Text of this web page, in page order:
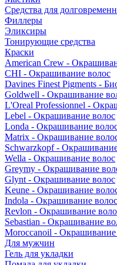
Средства для
Филлеры
Эликсиры
Тонирующие средства
Краски
American Crew -
CHI - Окрашивание волос
Davines Finest Pigments -
Goldwell - Окрашивание
L'Oreal Professionnel -
Lebel - Окрашивание волос
Londa - Окрашивание
Matrix - Окрашивание
Schwarzkopf -
Wella - Окрашивание волос
Greymy - Окрашивание
Glynt - Окрашивание волос
Keune - Окрашивание
Indola - Окрашивание волос
Revlon - Окрашивание
Sebastian - Окрашивание
Moroccanoil - Окрашивание
Для мужчин
Гель для укладки